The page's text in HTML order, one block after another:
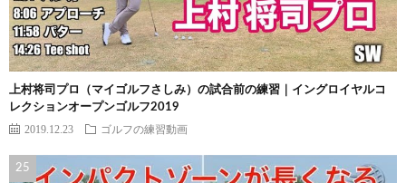
上村将司プロ（マイゴルフさしみ）の試合前の練習｜イングロイヤルコ
レクションオープンゴルフ2019
2019.12.23 ゴルフの練習動画